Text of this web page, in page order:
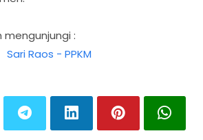
mengunjungi :
Sari Raos - PPKM